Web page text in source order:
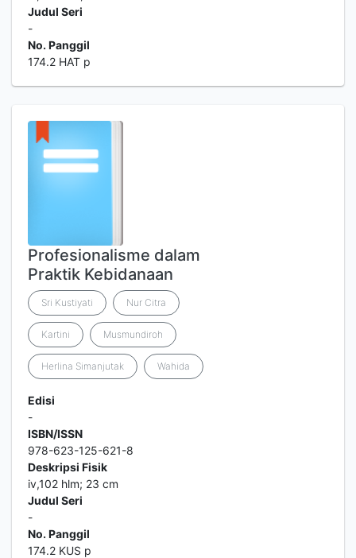
Judul Seri
-
No. Panggil
174.2 HAT p
Profesionalisme dalam
Praktik Kebidanaan
Sri Kustiyati Nur Citra
Kartini Musmundiroh
Herlina Simanjutak Wahida
Edisi
-
ISBN/ISSN
978-623-125-621-8
Deskripsi Fisik
iv,102 hlm; 23 cm
Judul Seri
-
No. Panggil
174.2 KUS p